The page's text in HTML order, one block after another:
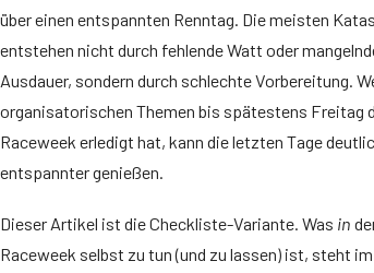
über einen entspannten Renntag. Die meisten
entstehen nicht durch fehlende Watt oder
Ausdauer, sondern durch schlechte Vorbereitung.
organisatorischen Themen bis spätestens Freitag
Raceweek erledigt hat, kann die letzten Tage
entspannter genießen.
Dieser Artikel ist die Checkliste-Variante. Was in
Raceweek selbst zu tun (und zu lassen) ist, steht im